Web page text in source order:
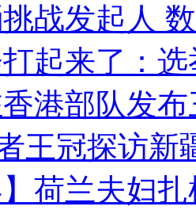
战发起人
起来了：
港部队发
王冠探访新
】荷兰夫妇